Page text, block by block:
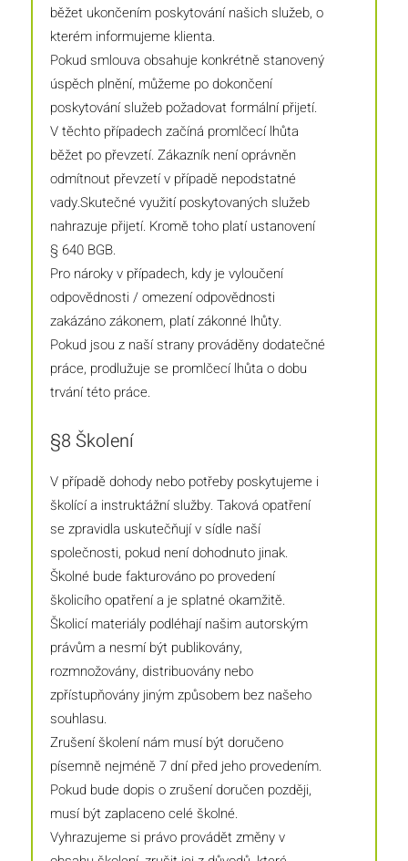
běžet ukončením poskytování našich služeb, o
kterém informujeme klienta.
Pokud smlouva obsahuje konkrétně stanovený
úspěch plnění, můžeme po dokončení
poskytování služeb požadovat formální přijetí.
V těchto případech začíná promlčecí lhůta
běžet po převzetí. Zákazník není oprávněn
odmítnout převzetí v případě nepodstatné
vady.Skutečné využití poskytovaných služeb
nahrazuje přijetí. Kromě toho platí ustanovení
§ 640 BGB.
Pro nároky v případech, kdy je vyloučení
odpovědnosti / omezení odpovědnosti
zakázáno zákonem, platí zákonné lhůty.
Pokud jsou z naší strany prováděny dodatečné
práce, prodlužuje se promlčecí lhůta o dobu
trvání této práce.
§8 Školení
V případě dohody nebo potřeby poskytujeme i
školící a instruktážní služby. Taková opatření
se zpravidla uskutečňují v sídle naší
společnosti, pokud není dohodnuto jinak.
Školné bude fakturováno po provedení
školicího opatření a je splatné okamžitě.
Školicí materiály podléhají našim autorským
právům a nesmí být publikovány,
rozmnožovány, distribuovány nebo
zpřístupňovány jiným způsobem bez našeho
souhlasu.
Zrušení školení nám musí být doručeno
písemně nejméně 7 dní před jeho provedením.
Pokud bude dopis o zrušení doručen později,
musí být zaplaceno celé školné.
Vyhrazujeme si právo provádět změny v